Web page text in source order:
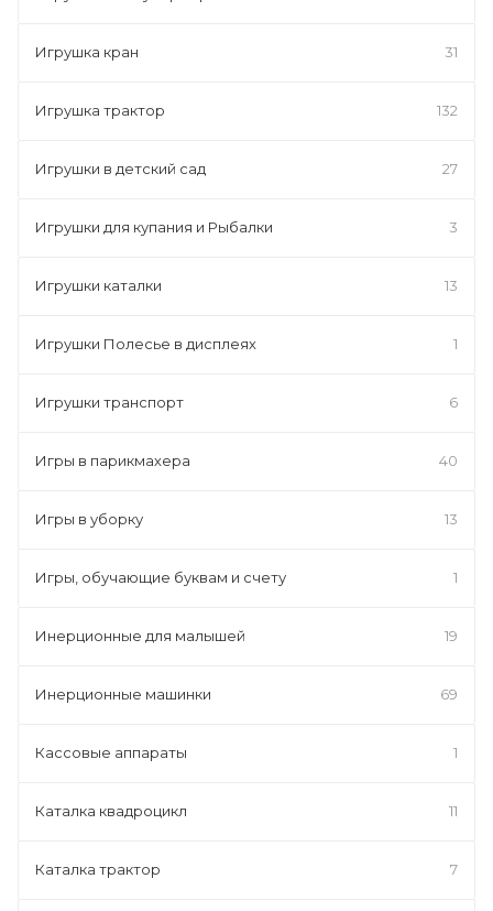
Игрушка кран 31
Игрушка трактор 132
Игрушки в детский сад 27
Игрушки для купания и Рыбалки 3
Игрушки каталки 13
Игрушки Полесье в дисплеях 1
Игрушки транспорт 6
Игры в парикмахера 40
Игры в уборку 13
Игры, обучающие буквам и счету 1
Инерционные для малышей 19
Инерционные машинки 69
Кассовые аппараты 1
Каталка квадроцикл 11
Каталка трактор 7